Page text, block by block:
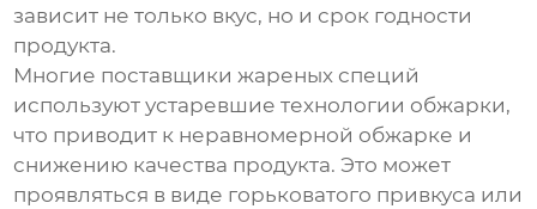
зависит не только вкус, но и срок годности
продукта.
Многие поставщики жареных специй
используют устаревшие технологии обжарки,
что приводит к неравномерной обжарке и
снижению качества продукта. Это может
проявляться в виде горьковатого привкуса или